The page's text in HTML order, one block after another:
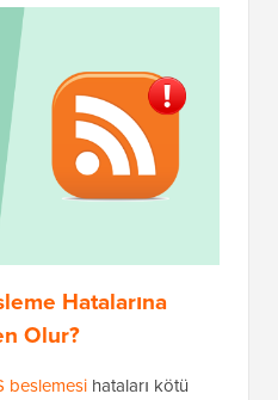
Hatalarına
Olur?
beslemesi hataları kötü